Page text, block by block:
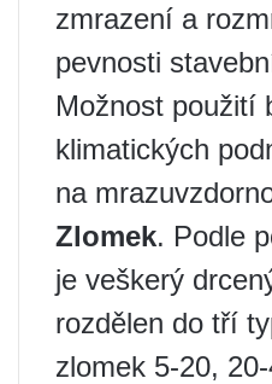
zmrazení a
pevnosti
Možnost použití
klimatických
na
Zlomek. Podle
je veškerý
rozdělen do tří
zlomek 5-20,